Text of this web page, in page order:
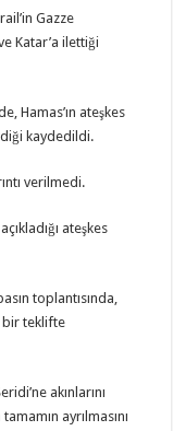
Gazze
Katar’a ilettiği
Hamas’ın ateşkes
kaydedildi.
verilmedi.
ateşkes
toplantısında,
bir teklifte
akınlarını
ayrılmasını